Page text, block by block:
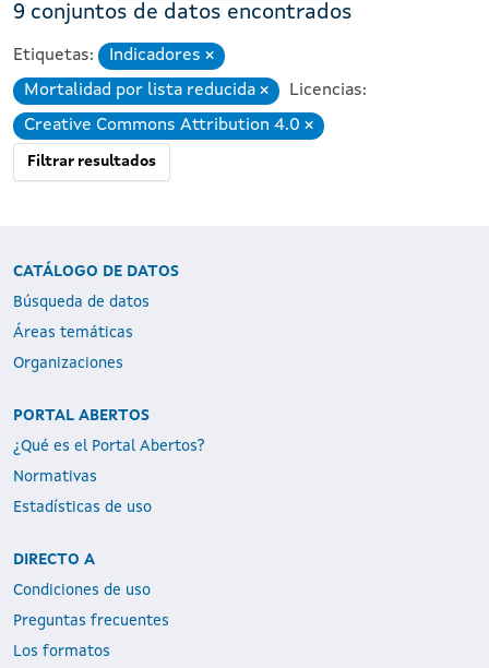
9 conjuntos de datos encontrados
Etiquetas: Indicadores Eliminar
Mortalidad por lista reducida EliminarLicencias:
Creative Commons Attribution 4.0
Eliminar
Filtrar resultados
CATÁLOGO DE DATOS
Búsqueda de datos
Áreas temáticas
Organizaciones
PORTAL ABERTOS
¿Qué es el Portal Abertos?
Normativas
Estadísticas de uso
DIRECTO A
Condiciones de uso
Preguntas frecuentes
Los formatos